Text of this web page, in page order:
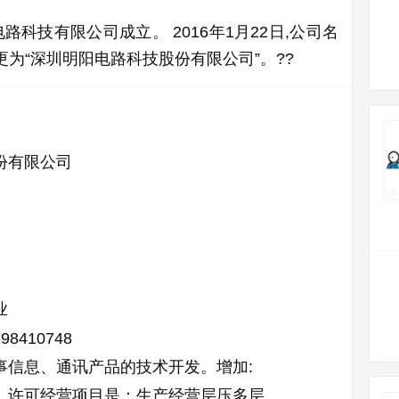
科技有限公司成立。 2016年1月22日,公司名
“深圳明阳电路科技股份有限公司”。??
限公司
信息、通讯产品的技术开发。增加:
许可经营项目是：生产经营层压多层